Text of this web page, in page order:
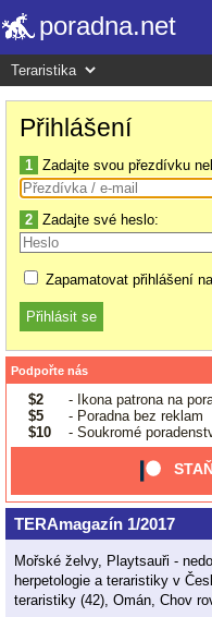
poradna.net
Přihlášení
1 Zadajte svou přezdívku
2 Zadajte své heslo:
Zapamatovat přihlášení
Podpořte nás
$2
- Ikona patrona na
$5
- Poradna bez reklam
$10
- Soukromé
TERAmagazín 1/2017
Mořské želvy, Playtsauři -
herpetologie a teraristiky v
teraristiky (42), Omán, Chov